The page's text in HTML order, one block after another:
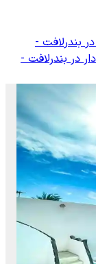
بندرلافت -
در بندرلافت -